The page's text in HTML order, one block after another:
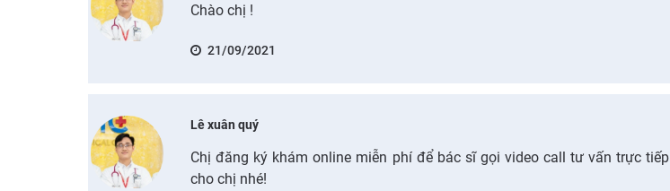
Chào chị !
21/09/2021
Lê xuân quý
Chị đăng ký khám online miễn phí để bác sĩ gọi video call tư vấn trực tiếp
cho chị nhé!